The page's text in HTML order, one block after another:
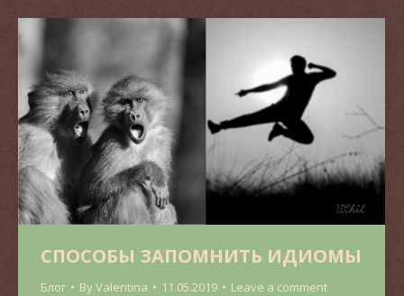
СПОСОБЫ ЗАПОМНИТЬ ИДИОМЫ
Блог ByValentina 11.05.2019 Leave a comment